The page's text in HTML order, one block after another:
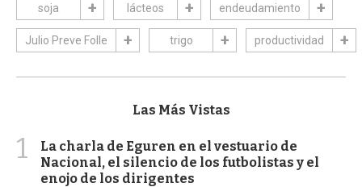
soja lácteos endeudamiento
Julio Preve Folle trigo productividad
Las Más Vistas
1
La charla de Eguren en el vestuario de
Nacional, el silencio de los futbolistas y el
enojo de los dirigentes